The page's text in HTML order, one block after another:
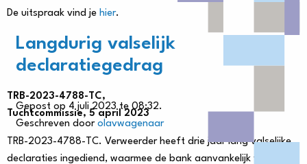
De uitspraak vind je hier.
Langdurig valselijk
declaratiegedrag
Gepost op 4 juli 2023 te 08:32.
Geschreven door olavwagenaar
TRB-2023-4788-TC,
Tuchtcommissie, 5 april 2023
TRB-2023-4788-TC. Verweerder heeft drie jaar lang valselijke
declaraties ingediend, waarmee de bank aanvankelijk voor €